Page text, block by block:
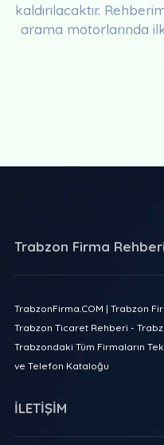
kaldırılacaktır.
arama motorlarında ilk
Trabzon Firma Rehberi
TrabzonFirma.COM | Trabzon
Trabzon Ticaret Rehberi -
Trabzondaki Tüm Firmaların
ve Telefon Kataloğu
İLETİŞİM